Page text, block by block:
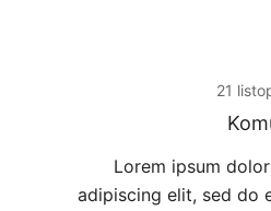
21
Lorem ipsum
adipiscing elit, sed do